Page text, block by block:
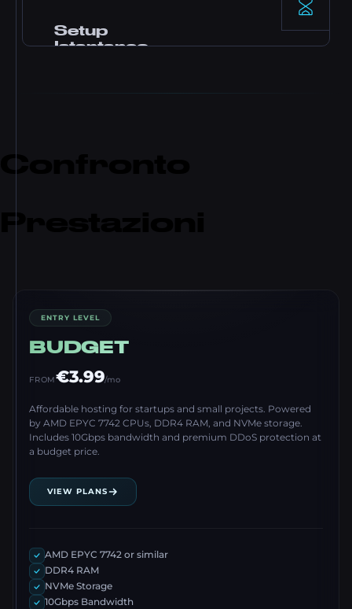
disponibili per installazioni rapide e
automatiche.
Setup
Istantaneo
ENTRY LEVEL
BUDGET
FROM€3.99/mo
Affordable hosting for startups and small projects. Powered
by AMD EPYC 7742 CPUs, DDR4 RAM, and NVMe storage.
Includes 10Gbps bandwidth and premium DDoS protection at
a budget price.
VIEW PLANS
AMD EPYC 7742 or similar
DDR4 RAM
NVMe Storage
10Gbps Bandwidth